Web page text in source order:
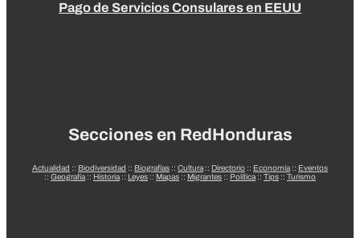
Pago de Servicios Consulares en EEUU
Secciones en RedHonduras
Actualidad :: Biodiversidad :: Biografías :: Cultura :: Directorio :: Economía :: Eventos
:: Geografía :: Historia :: Leyes :: Mapas :: Migrantes :: Política :: Tips :: Turismo